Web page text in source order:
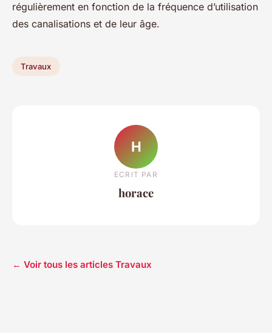
régulièrement en fonction de la fréquence d’utilisation
des canalisations et de leur âge.
Travaux
H
ECRIT PAR
horace
← Voir tous les articles Travaux